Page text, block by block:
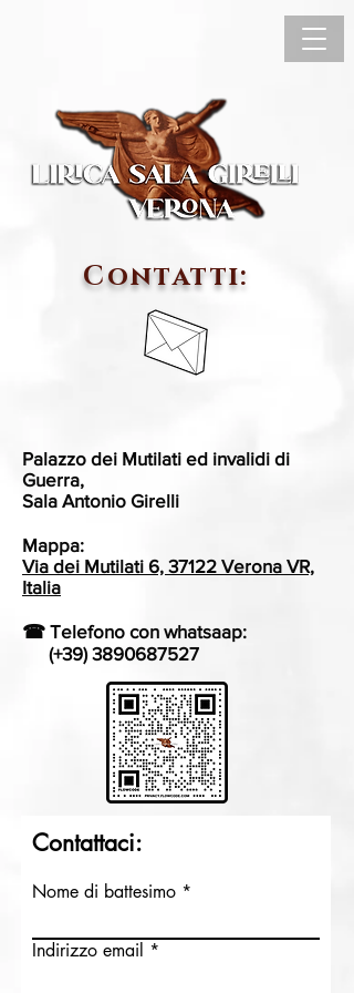
Contatti:
Palazzo dei Mutilati ed invalidi di
Guerra,
Sala Antonio Girelli
Mappa:
Via dei Mutilati 6, 37122 Verona VR,
Italia
☎ Telefono con whatsaap:
(+39)3890687527
Contattaci:
Nome di battesimo
Indirizzo email